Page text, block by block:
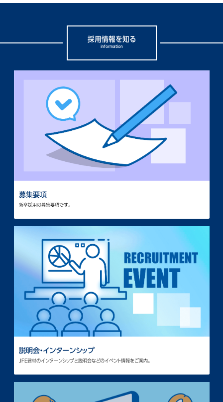
採用情報を知る
information
募集要項
新卒採用の募集要項です。
説明会・インターンシップ
JFE建材のインターンシップと説明会などのイベント情報をご案内。